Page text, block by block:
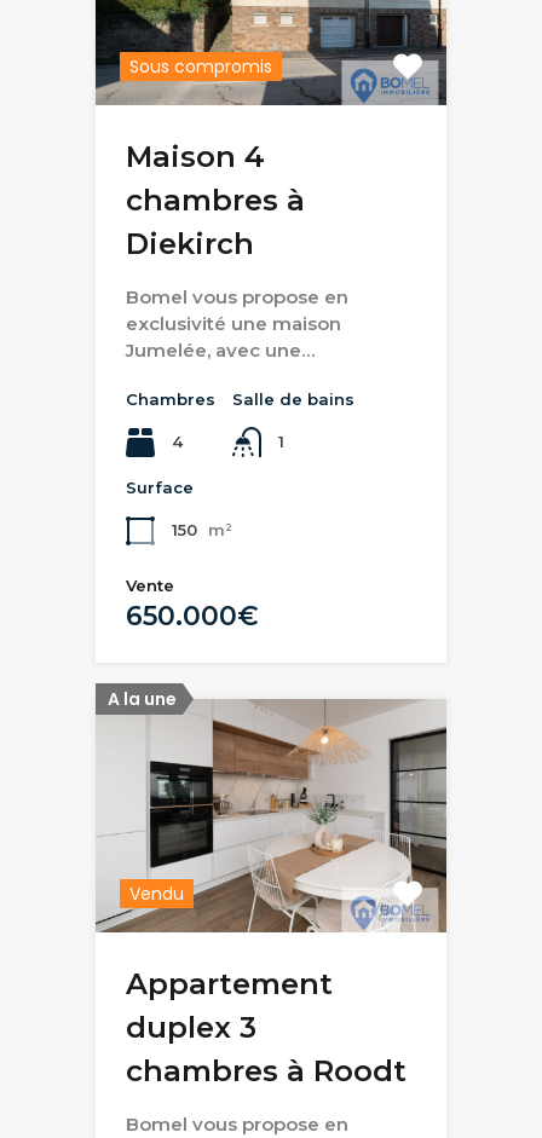
Sous compromis
Maison 4
chambres à
Diekirch
Bomel vous propose en
exclusivité une maison
Jumelée, avec une…
Chambres
4
Salle de bains
1
Surface
150 m²
Vente
650.000€
A la une
Vendu
Appartement
duplex 3
chambres à Roodt
Bomel vous propose en